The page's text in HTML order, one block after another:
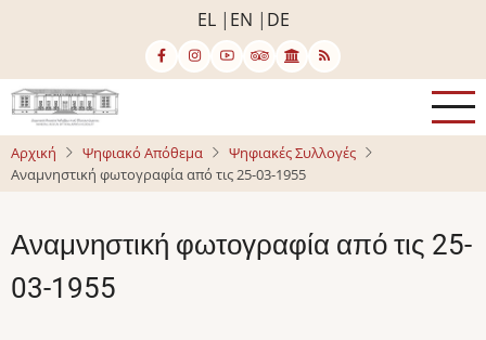
κυρίως
περιεχόμενο
EL EN DE
Αρχική Ψηφιακό Απόθεμα
Ψηφιακές Συλλογές
Αναμνηστική φωτογραφία από τις 25-03-1955
Αναμνηστική φωτογραφία από τις 25-
03-1955